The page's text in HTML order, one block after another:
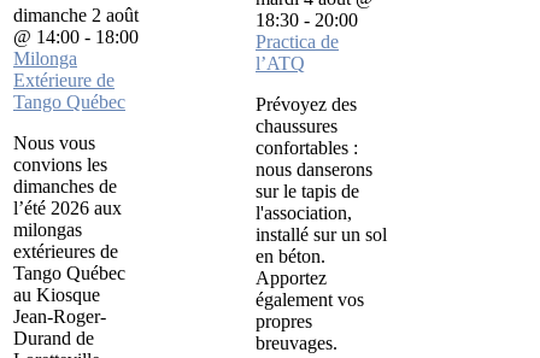
dimanche 2 août
@ 14:00 - 18:00
Milonga
Extérieure de
Tango Québec
Nous vous
convions les
dimanches de
l’été 2026 aux
milongas
extérieures de
Tango Québec
au Kiosque
Jean-Roger-
Durand de
18:30 - 20:00
Practica de
l’ATQ
Prévoyez des
chaussures
confortables :
nous danserons
sur le tapis de
l'association,
installé sur un sol
en béton.
Apportez
également vos
propres
breuvages.